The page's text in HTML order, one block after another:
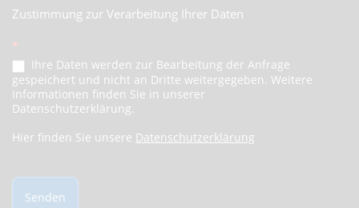
Zustimmung zur Verarbeitung Ihrer Daten
*
Ihre Daten werden zur Bearbeitung der Anfrage
gespeichert und nicht an Dritte weitergegeben. Weitere
Informationen finden Sie in unserer
Datenschutzerklärung.
Hier finden Sie unsere Datenschutzerklärung
Senden